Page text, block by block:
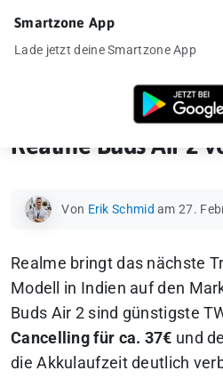
»Kopfhörer»
Realme Buds Air 2
Von Erik Schmid am 27.
Realme bringt das nächste
Modell in Indien auf den
Buds Air 2 sind günstigste
Cancelling für ca. 37€ und
die Akkulaufzeit deutlich
Smartzone App
Lade jetzt deine Smartzone App